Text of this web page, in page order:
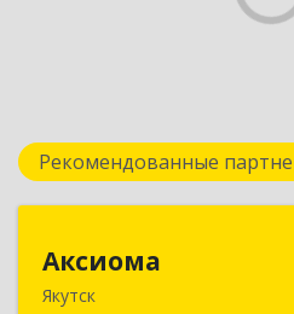
Рекомендованные
Аксиома
Якутск677000, Саха /Якутия/